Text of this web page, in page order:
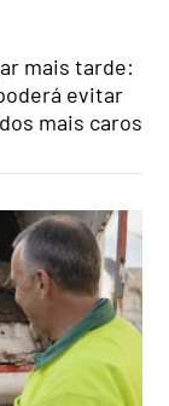
mais tarde:
evitar
mais caros